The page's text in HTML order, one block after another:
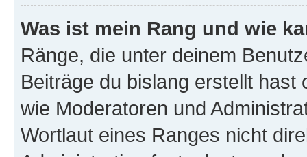
Was ist mein Rang und wie
Ränge, die unter deinem
Beiträge du bislang erstellt
wie Moderatoren und
Wortlaut eines Ranges nicht